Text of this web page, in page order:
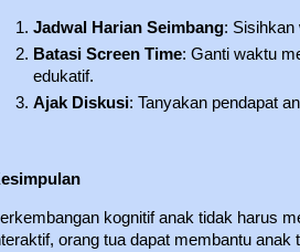
Jadwal Harian Seimbang: Sisihkan
Batasi Screen Time: Ganti waktu
edukatif.
Ajak Diskusi: Tanyakan pendapat
kognitif anak tidak harus
orang tua dapat membantu